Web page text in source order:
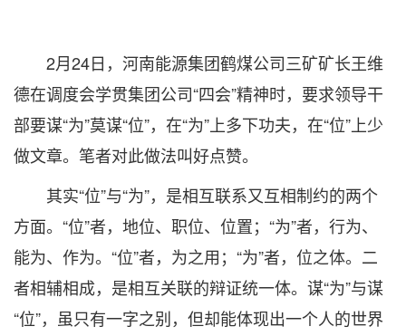
2月24日，河南能源集团鹤煤公司三矿矿长王维
德在调度会学贯集团公司“四会”精神时，要求领导干
部要谋“为”莫谋“位”，在“为”上多下功夫，在“位”上少
做文章。笔者对此做法叫好点赞。
其实“位”与“为”，是相互联系又互相制约的两个
方面。“位”者，地位、职位、位置；“为”者，行为、
能为、作为。“位”者，为之用；“为”者，位之体。二
者相辅相成，是相互关联的辩证统一体。谋“为”与谋
“位”，虽只有一字之别，但却能体现出一个人的世界